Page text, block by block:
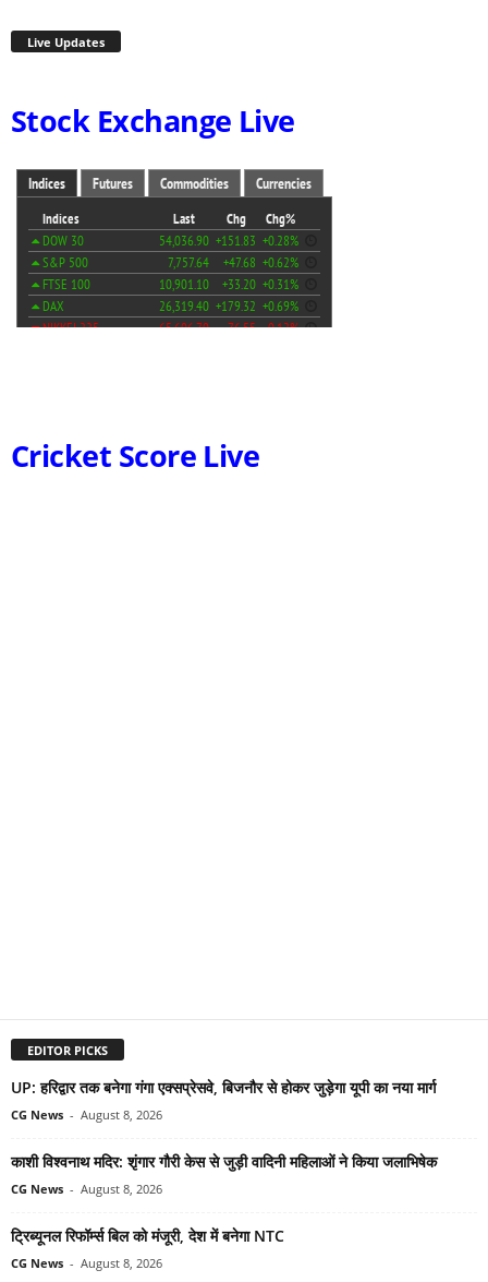
Live Updates
Stock Exchange Live
Cricket Score Live
EDITOR PICKS
UP: हरिद्वार तक बनेगा गंगा एक्सप्रेसवे, बिजनौर से होकर जुड़ेगा यूपी का नया मार्ग
CG News - August 8, 2026
काशी विश्वनाथ मदिर: शृंगार गौरी केस से जुड़ी वादिनी महिलाओं ने किया जलाभिषेक
CG News - August 8, 2026
ट्रिब्यूनल रिफॉर्म्स बिल को मंजूरी, देश में बनेगा NTC
CG News - August 8, 2026